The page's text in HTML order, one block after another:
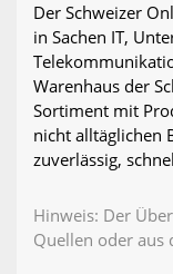
Der Schweizer
in Sachen IT,
Warenhaus der
Sortiment mit
nicht alltäglichen
zuverlässig,
Hinweis: Der
Quellen oder aus